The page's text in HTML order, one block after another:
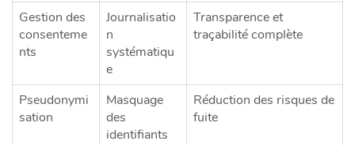
Gestion des
consenteme
nts
Journalisatio
n
systématiqu
e
Transparence et
traçabilité complète
Pseudonymi
sation
Masquage
des
identifiants
Réduction des risques de
fuite